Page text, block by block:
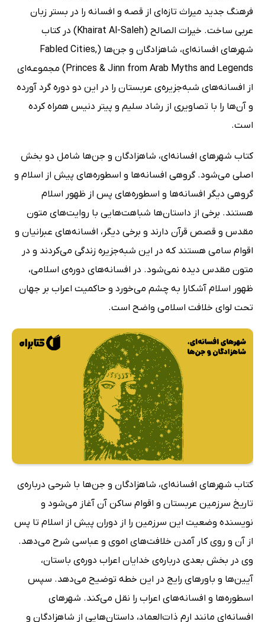
فرهنگ جدید میراث تازه‌ای از قصه و افسانه را در بستر زبان
عربی ساخت. خیرات الصالح (Khairat Al-Saleh) در کتاب
شهرهای افسانه‌ای، شاهزادگان و جن‌ها (Fabled Cities,
Princes & Jinn from Arab Myths and Legends)‌ مجموعه‌ای
از افسانه‌های شبه‌جزیره‌ی عربستان را در این دو دوره گرد آورده
و آن‌ها را با تصاویری از رشاد سلیم و پیتر دنیس همراه کرده
است.
کتاب شهرهای افسانه‌ای، شاهزادگان و جن‌ها شامل دو بخش
اصلی می‌شود. گروهی افسانه‌ها و اسطوره‌های پیش از اسلام و
گروهی دیگر افسانه‌ها و اسطوره‌های پس از ظهور اسلام
هستند. برخی از داستان‌ها شباهت‌هایی با روایت‌های متون
مقدس و قصص قرآن دارند و برخی دیگر، افسانه‌های عبرانیان و
اقوام سامی هستند که در این شبه‌جزیره زندگی می‌کردند و در
متون مقدس دیده نمی‌شود. در افسانه‌های دوره‌ی اسلامی،
ظهور اسلام آشکارا به چشم می‌خورد و حاکمیت اعراب بر جهان
تحت لوای خلافت اسلامی واضح است.
کتاب شهرهای افسانه‌ای، شاهزادگان و جن‌ها با شرحی درباره‌ی
تاریخ سرزمین عربستان و اقوام ساکن آن آغاز می‌شود و
نویسنده وضعیت این سرزمین را از دوران پیش از اسلام تا پس
از آن و روی کار آمدن خلافت‌های اموی و عباسی شرح می‌دهد.
وی در بخش بعدی درباره‌ی خدایان اعراب دوره‌ی باستان،
آیین‌ها و باورهای رایج در این خطه توضیح می‌دهد. سپس
اسطوره‌ها و افسانه‌های اعراب را نقل می‌کند. شهرهای
افسانه‌ای مانند ارم ذات‌العماد، داستان‌هایی از شاهزادگان و